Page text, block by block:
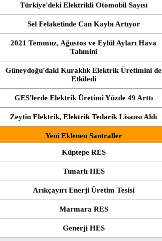
Türkiye'deki Elektrikli Otomobil Sayısı
Sel Felaketinde Can Kaybı Artıyor
2021 Temmuz, Ağustos ve Eylül Ayları Hava
Tahmini
Güneydoğu'daki Kuraklık Elektrik Üretimini de
Etkiledi
GES'lerde Elektrik Üretimi Yüzde 49 Arttı
Zeytin Elektrik, Elektrik Tedarik Lisansı Aldı
Yeni Eklenen Santraller
Küptepe RES
Tımarlı HES
Arıkçayırı Enerji Üretim Tesisi
Marmara RES
Generji HES